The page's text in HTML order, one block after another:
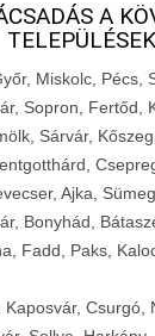
A
Miskolc, Pécs,
Sopron, Fertőd,
Sárvár,
Ajka,
Bonyhád,
Fadd, Paks,
Kaposvár, Csurgó,